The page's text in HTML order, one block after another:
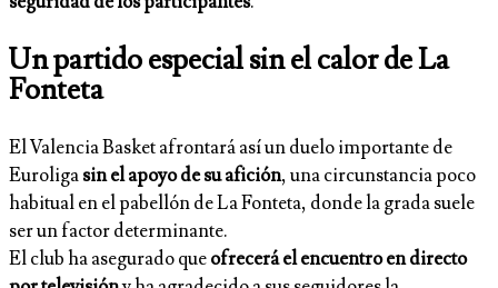
Un partido especial sin el calor de La
Fonteta
El Valencia Basket afrontará así un duelo importante de
Euroligasin el apoyo de su afición, una circunstancia poco
habitual en el pabellón de La Fonteta, donde la grada suele
ser un factor determinante.
El club ha asegurado queofrecerá el encuentro en directo